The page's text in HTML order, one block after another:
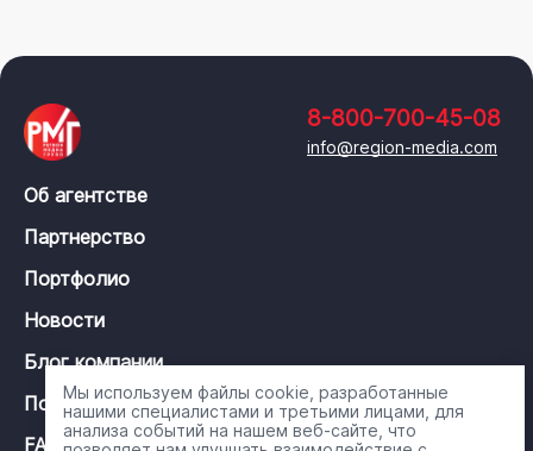
8-800-700-45-08
info@region-media.com
Об агентстве
Партнерство
Портфолио
Новости
Блог компании
Политика конфиденциальности
FAQ
Мы используем файлы cookie, разработанные
нашими специалистами и третьими лицами, для
анализа событий на нашем веб-сайте, что